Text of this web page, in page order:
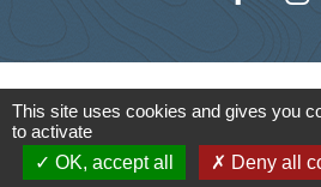
Liens
Cyclad
CDC Aunis Atlantique
This site uses cookies and gives you
to activate
OK, accept all
Deny all